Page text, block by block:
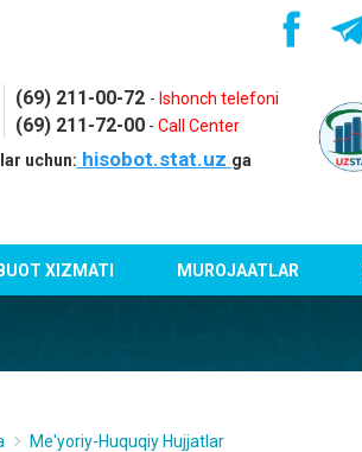
(69) 211-00-72 - Ishonch telefoni
(69) 211-72-00- Call Center
uchun: hisobot.stat.uz ga
XIZMATI MUROJAATLAR
Me'yoriy-Huquqiy Hujjatlar